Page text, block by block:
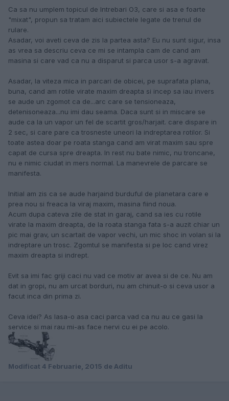
Ca sa nu umplem topicul de Intrebari O3, care si asa e foarte
"mixat", propun sa tratam aici subiectele legate de trenul de
rulare.
Asadar, voi aveti ceva de zis la partea asta? Eu nu sunt sigur, insa
as vrea sa descriu ceva ce mi se intampla cam de cand am
masina si care vad ca nu a disparut si parca usor s-a agravat.
Asadar, la viteza mica in parcari de obicei, pe suprafata plana,
buna, cand am rotile virate maxim dreapta si incep sa iau invers
se aude un zgomot ca de...arc care se tensioneaza,
detenisoneaza...nu imi dau seama. Daca sunt si in miscare se
aude ca la un vapor un fel de scartit gros/harjait. care dispare in
2 sec, si care pare ca trosneste uneori la indreptarea rotilor. Si
toate astea doar pe roata stanga cand am virat maxim sau spre
capat de cursa spre dreapta. In rest nu bate nimic, nu troncane,
nu e nimic ciudat in mers normal. La manevrele de parcare se
manifesta.
Initial am zis ca se aude harjaind burduful de planetara care e
prea nou si freaca la viraj maxim, masina fiind noua.
Acum dupa cateva zile de stat in garaj, cand sa ies cu rotile
virate la maxim dreapta, de la roata stanga fata s-a auzit chiar un
pic mai grav, un scartait de vapor vechi, un mic shoc in volan si la
indreptare un trosc. Zgomtul se manifesta si pe loc cand virez
maxim dreapta si indrept.
Evit sa imi fac griji caci nu vad ce motiv ar avea si de ce. Nu am
dat in gropi, nu am urcat borduri, nu am chinuit-o si ceva usor a
facut inca din prima zi.
Ceva idei? As lasa-o asa caci parca vad ca nu au ce gasi la
service si mai rau mi-as face nervi cu ei pe acolo.
Modificat 4 Februarie, 2015 de Aditu